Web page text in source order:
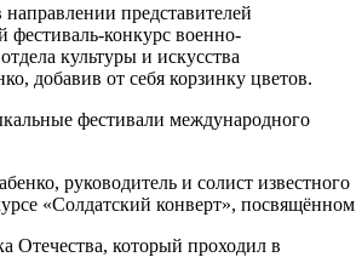
направлении представителей
конкурс военно-
культуры и искусства
добавив от себя корзинку цветов.
фестивали международного
руководитель и солист известного
«Солдатский конверт», посвящённом
Отечества, который проходил в